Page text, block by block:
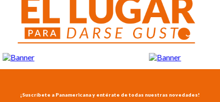
¡Suscríbete a Panamericana y entérate de todas nuestras novedades!